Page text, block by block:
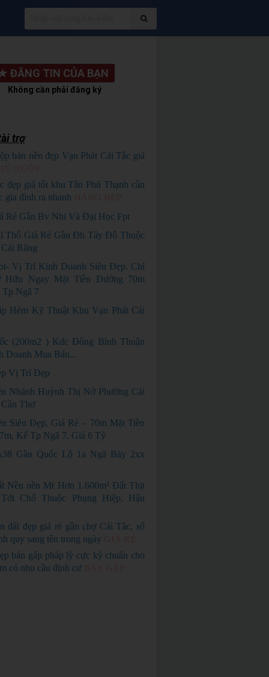
ĐĂNG TIN CỦA BẠN
Không cần phải đăng ký
trợ
bán nền đẹp Vạn Phát Cái Tắc giá
đẹp giá tốt khu Tân Phú Thạnh cần
gia đình ra nhanh
Rẻ Gần Bv Nhi Và Đại Học Fpt
Thổ Giá Rẻ Gần Đh Tây Đô Thuộc
Răng
Vị Trí Kinh Doanh Siêu Đẹp. Chỉ
Hữu Ngay Mặt Tiền Đường 70m
Ngã 7
Hẻm Kỹ Thuật Khu Vạn Phát Cái
(200m2 ) Kdc Đông Bình Thuận
Doanh Mua Bán...
Vị Trí Đẹp
Nhánh Huỳnh Thị Nở Phường Cái
Thơ
Siêu Đẹp, Giá Rẻ – 70m Mặt Tiền
Kế Tp Ngã 7. Giá 6 Tỷ
Gần Quốc Lộ 1a Ngã Bảy 2xx
Nền nền Mt Hơn 1.600m² Đất Thịt
Chổ Thuộc Phụng Hiệp, Hậu
đất đẹp giá rẻ gần chợ Cái Tắc, sổ
quy sang tên trong ngày
bán gấp pháp lý cực kỳ chuẩn cho
có nhu cầu định cư